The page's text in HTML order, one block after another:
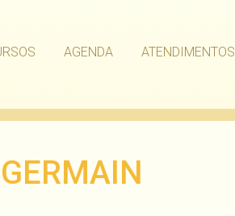
AGENDA ATENDIMENTOS